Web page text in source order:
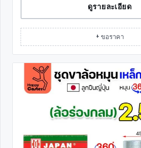
ดูรายละเอียด
+ ขอราคา